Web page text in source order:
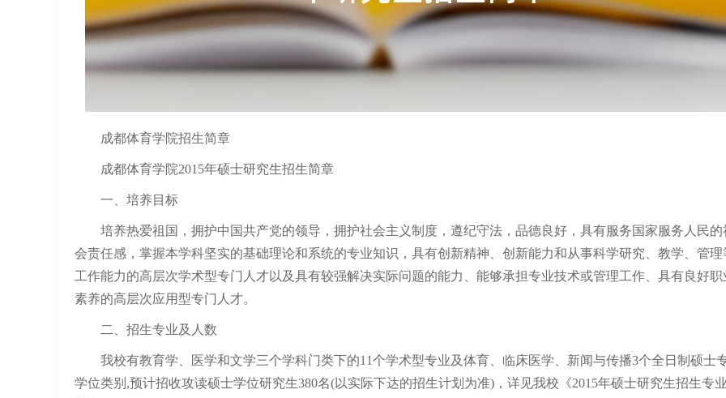
成都体育学院招生简章
成都体育学院2015年硕士研究生招生简章
一、培养目标
培养热爱祖国，拥护中国共产党的领导，拥护社会主义制度，遵纪守法，品德良好，具有服务国家服务人民的
会责任感，掌握本学科坚实的基础理论和系统的专业知识，具有创新精神、创新能力和从事科学研究、教学、管理
工作能力的高层次学术型专门人才以及具有较强解决实际问题的能力、能够承担专业技术或管理工作、具有良好职
素养的高层次应用型专门人才。
二、招生专业及人数
我校有教育学、医学和文学三个学科门类下的11个学术型专业及体育、临床医学、新闻与传播3个全日制硕士
学位类别,预计招收攻读硕士学位研究生380名(以实际下达的招生计划为准)，详见我校《2015年硕士研究生招生专